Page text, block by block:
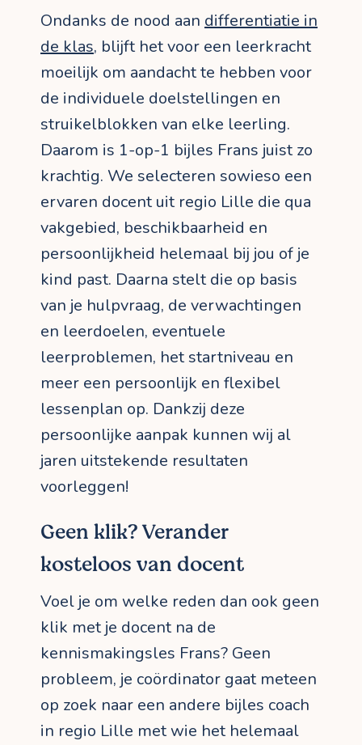
Ondanks de nood aan differentiatie in
de klas, blijft het voor een leerkracht
moeilijk om aandacht te hebben voor
de individuele doelstellingen en
struikelblokken van elke leerling.
Daarom is 1-op-1 bijles Frans juist zo
krachtig. We selecteren sowieso een
ervaren docent uit regio Lille die qua
vakgebied, beschikbaarheid en
persoonlijkheid helemaal bij jou of je
kind past. Daarna stelt die op basis
van je hulpvraag, de verwachtingen
en leerdoelen, eventuele
leerproblemen, het startniveau en
meer een persoonlijk en flexibel
lessenplan op. Dankzij deze
persoonlijke aanpak kunnen wij al
jaren uitstekende resultaten
voorleggen!
Geen klik? Verander
kosteloos van docent
Voel je om welke reden dan ook geen
klik met je docent na de
kennismakingsles Frans? Geen
probleem, je coördinator gaat meteen
op zoek naar een andere bijles coach
in regio Lille met wie het helemaal